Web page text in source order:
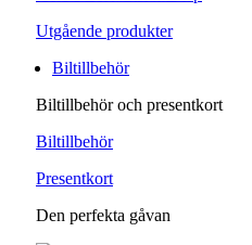
Utgående produkter
Biltillbehör
Biltillbehör och presentkort
Biltillbehör
Presentkort
Den perfekta gåvan